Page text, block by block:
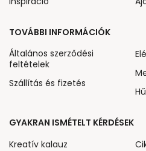
TOVÁBBI INFORMÁCIÓK
Általános szerződési
feltételek
Szállítás és fizetés
GYAKRAN ISMÉTELT KÉRDÉSEK
Kreatív kalauz